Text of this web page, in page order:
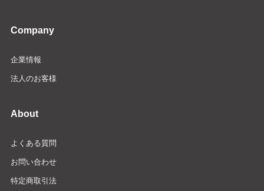
Company
企業情報
法人のお客様
About
よくある質問
お問い合わせ
特定商取引法